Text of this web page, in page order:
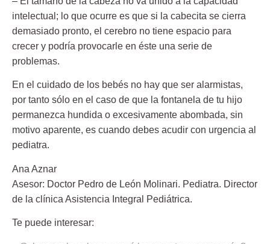
intelectual; lo que ocurre es que si la cabecita se cierra
demasiado pronto, el cerebro no tiene espacio para
crecer y podría provocarle en éste una serie de
problemas.
En el cuidado de los bebés no hay que ser alarmistas,
por tanto sólo en el caso de que la fontanela de tu hijo
permanezca hundida o excesivamente abombada, sin
motivo aparente, es cuando debes acudir con urgencia al
pediatra.
Ana Aznar
Asesor: Doctor Pedro de León Molinari. Pediatra. Director
de la clínica Asistencia Integral Pediátrica.
Te puede interesar: